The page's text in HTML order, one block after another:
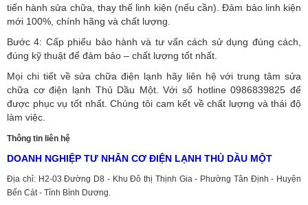
tiến hành sửa chữa, thay thế linh kiện (nếu cần). Đảm bảo linh kiện
mới 100%, chính hãng và chất lượng.
Bước 4: Cấp phiếu bảo hành và tư vấn cách sử dụng đúng cách,
đúng kỹ thuật để đảm bảo – chất lượng tốt nhất.
Mọi chi tiết về sửa chữa điện lạnh hãy liên hệ với trung tâm sửa
chữa cơ điện lạnh Thủ Dầu Một. Với số hotline 0986839825 để
được phục vụ tốt nhất. Chúng tôi cam kết về chất lượng và thái độ
làm việc.
Thông tin liên hệ
DOANH NGHIỆP TƯ NHÂN CƠ ĐIỆN LẠNH THỦ DẦU MỘT
Địa chỉ: H2-03 Đường D8 - Khu Đô thị Thịnh Gia - Phường Tân Định - Huyện
Bến Cát - Tỉnh Bình Dương.